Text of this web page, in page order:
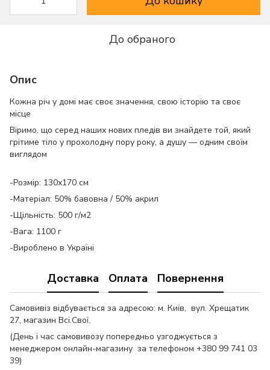
До обраного
Опис
Кожна річ у домі має своє значення, свою історію та своє
місце
Віримо, що серед наших нових пледів ви знайдете той, який
грітиме тіло у прохолодну пору року, а душу — одним своїм
виглядом
-Розмір: 130х170 см
-Матеріал: 50% бавовна / 50% акрил
-Щільність: 500 г/м2
-Вага: 1100 г
-Вироблено в Україні
Доставка Оплата Повернення
Самовивіз відбувається за адресою: м. Київ, вул. Хрещатик
27, магазин Всі.Свої.
(День і час самовивозу попередньо узгоджується з
менеджером онлайн-магазину за телефоном +380 99 741 03
39)